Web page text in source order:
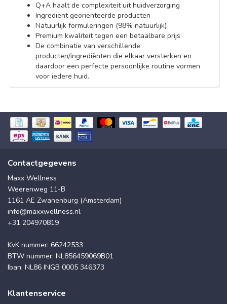
Q+A haalt de complexiteit uit huidverzorging
Ingrediënt georiënteerde producten
Natuurlijk formuleringen (98% natuurlijk)
Premium kwaliteit tegen een betaalbare prijs
De combinatie van verschillende
producten/ingrediënten die elkaar versterken en
daardoor een perfecte persoonlijke routine vormen
voor iedere huid.
Contactgegevens
Maxx Wellness
Weerenweg 11-B
1161 AE Zwanenburg (Amsterdam)
info@maxxwellness.nl
+31 204970819
KvK nummer: 66242533
BTW nummer: NL856459069B01
Iban: NL86 INGB 0005 346373
Klantenservice